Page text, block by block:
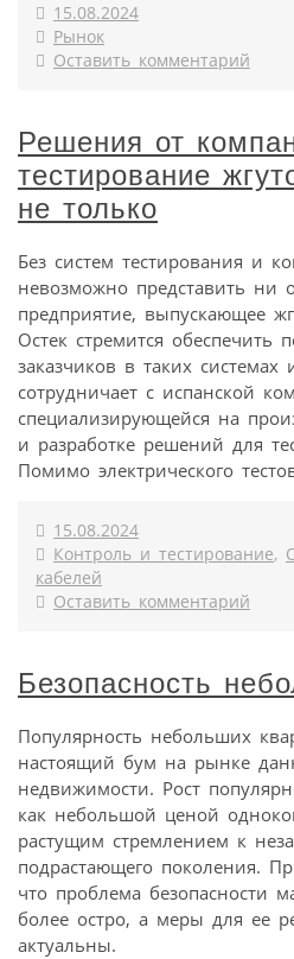
15.08.2024
Рынок
Оставить комментарий
Решения от
тестирование
не только
Без систем тестирования и
невозможно представить ни
предприятие, выпускающее
Остек стремится обеспечить
заказчиков в таких системах
сотрудничает с испанской
специализирующейся на
и разработке решений для
Помимо электрического
15.08.2024
Контроль и тестирование,
кабелей
Оставить комментарий
Безопасность
Популярность небольших
настоящий бум на рынке
недвижимости. Рост
как небольшой ценой
растущим стремлением к
подрастающего поколения.
что проблема безопасности
более остро, а меры для ее
актуальны.